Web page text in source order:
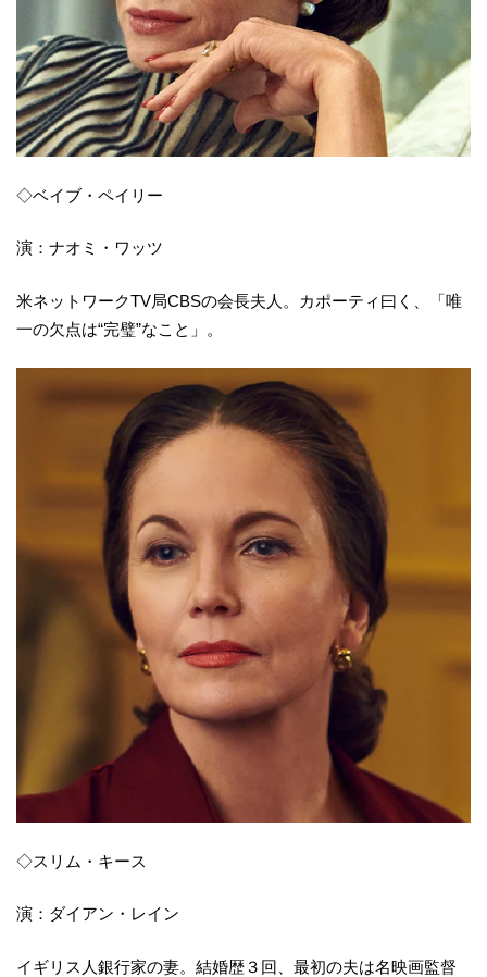
◇ベイブ・ペイリー
演：ナオミ・ワッツ
米ネットワークTV局CBSの会長夫人。カポーティ曰く、「唯
一の欠点は“完璧”なこと」。
◇スリム・キース
演：ダイアン・レイン
イギリス人銀行家の妻。結婚歴３回、最初の夫は名映画監督